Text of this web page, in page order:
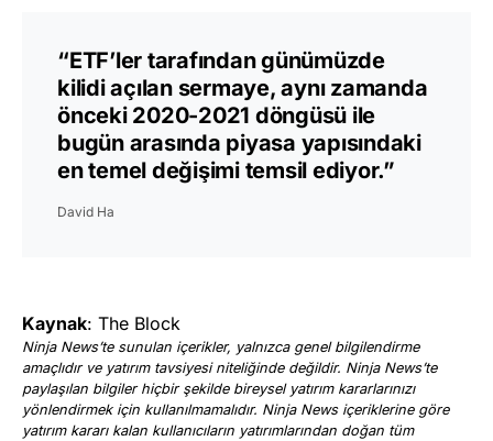
“ETF’ler tarafından günümüzde
kilidi açılan sermaye, aynı zamanda
önceki 2020-2021 döngüsü ile
bugün arasında piyasa yapısındaki
en temel değişimi temsil ediyor.”
David Ha
Kaynak: The Block
Ninja News’te sunulan içerikler, yalnızca genel bilgilendirme
amaçlıdır ve yatırım tavsiyesi niteliğinde değildir. Ninja News’te
paylaşılan bilgiler hiçbir şekilde bireysel yatırım kararlarınızı
yönlendirmek için kullanılmamalıdır. Ninja News içeriklerine göre
yatırım kararı kalan kullanıcıların yatırımlarından doğan tüm